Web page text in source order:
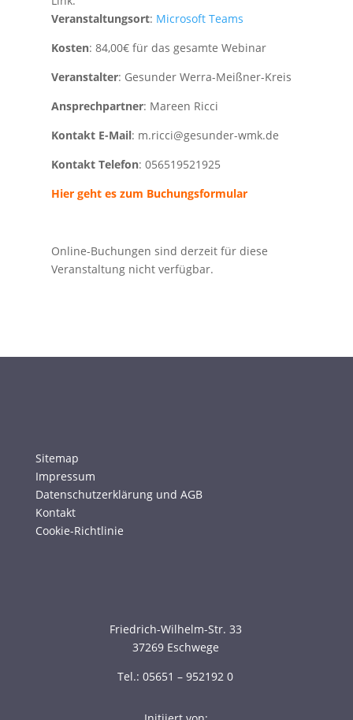
Veranstaltungsort: Microsoft Teams
Kosten: 84,00€ für das gesamte Webinar
Veranstalter: Gesunder Werra-Meißner-Kreis
Ansprechpartner: Mareen Ricci
Kontakt E-Mail: m.ricci@gesunder-wmk.de
Kontakt Telefon: 056519521925
Hier geht es zum Buchungsformular
Online-Buchungen sind derzeit für diese
Veranstaltung nicht verfügbar.
Sitemap
Impressum
Datenschutzerklärung und AGB
Kontakt
Cookie-Richtlinie
Friedrich-Wilhelm-Str. 33
37269 Eschwege
Tel.: 05651 – 952192 0